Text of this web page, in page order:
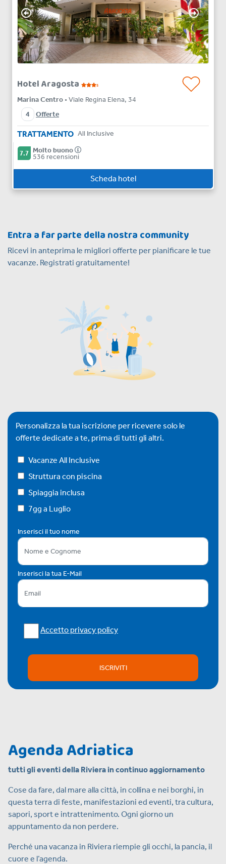
Hotel Aragosta s
Marina Centro • Viale Regina Elena, 34
4
Offerte
TRATTAMENTO All Inclusive
7.7 Molto buono
536 recensioni
Scheda hotel
Entra a far parte della nostra community
Ricevi in anteprima le migliori offerte per pianificare le tue
vacanze. Registrati gratuitamente!
Personalizza la tua iscrizione per ricevere solo le
offerte dedicate a te, prima di tutti gli altri.
Vacanze All Inclusive
Struttura con piscina
Spiaggia inclusa
7gg a Luglio
Inserisci il tuo nome
Inserisci la tua E-Mail
Accetto privacy policy
ISCRIVITI
Agenda Adriatica
tutti gli eventi della Riviera in continuo aggiornamento
Cose da fare, dal mare alla città, in collina e nei borghi, in
questa terra di feste, manifestazioni ed eventi, tra cultura,
sapori, sport e intrattenimento. Ogni giorno un
appuntamento da non perdere.
Perché una vacanza in Riviera riempie gli occhi, la pancia, il
cuore e l’agenda.